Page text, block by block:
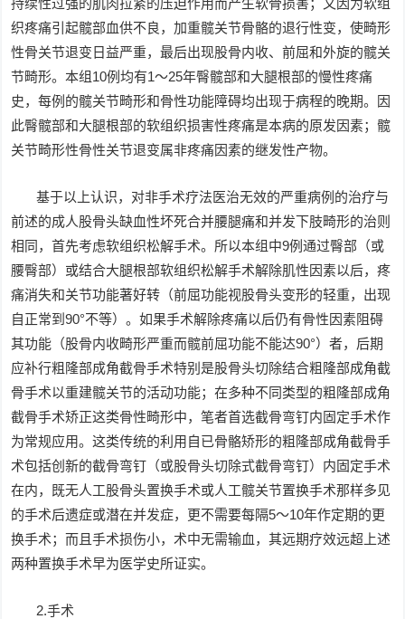
持续性过强的肌肉拉紧的压迫作用而产生软骨损害；又因为软组
织疼痛引起髋部血供不良，加重髋关节骨骼的退行性变，使畸形
性骨关节退变日益严重，最后出现股骨内收、前屈和外旋的髋关
节畸形。本组10例均有1～25年臀髋部和大腿根部的慢性疼痛
史，每例的髋关节畸形和骨性功能障碍均出现于病程的晚期。因
此臀髋部和大腿根部的软组织损害性疼痛是本病的原发因素；髋
关节畸形性骨性关节退变属非疼痛因素的继发性产物。
基于以上认识，对非手术疗法医治无效的严重病例的治疗与
前述的成人股骨头缺血性坏死合并腰腿痛和并发下肢畸形的治则
相同，首先考虑软组织松解手术。所以本组中9例通过臀部（或
腰臀部）或结合大腿根部软组织松解手术解除肌性因素以后，疼
痛消失和关节功能著好转（前屈功能视股骨头变形的轻重，出现
自正常到90°不等）。如果手术解除疼痛以后仍有骨性因素阻碍
其功能（股骨内收畸形严重而髋前屈功能不能达90°）者，后期
应补行粗隆部成角截骨手术特别是股骨头切除结合粗隆部成角截
骨手术以重建髋关节的活动功能；在多种不同类型的粗隆部成角
截骨手术矫正这类骨性畸形中，笔者首选截骨弯钉内固定手术作
为常规应用。这类传统的利用自已骨骼矫形的粗隆部成角截骨手
术包括创新的截骨弯钉（或股骨头切除式截骨弯钉）内固定手术
在内，既无人工股骨头置换手术或人工髋关节置换手术那样多见
的手术后遗症或潜在并发症，更不需要每隔5～10年作定期的更
换手术；而且手术损伤小，术中无需输血，其远期疗效远超上述
两种置换手术早为医学史所证实。
2.手术